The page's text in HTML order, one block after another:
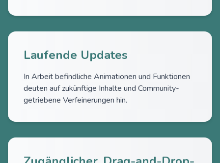
Laufende Updates
In Arbeit befindliche Animationen und Funktionen
deuten auf zukünftige Inhalte und Community-
getriebene Verfeinerungen hin.